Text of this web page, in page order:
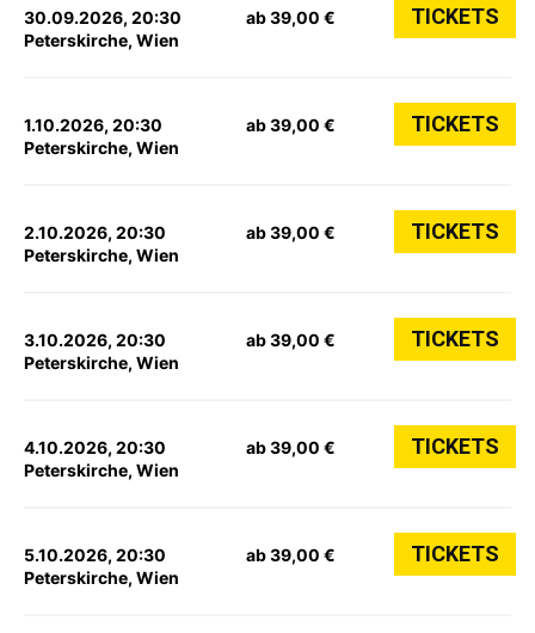
30.09.2026, 20:30
Peterskirche, Wien
ab 39,00 € TICKETS
1.10.2026, 20:30
Peterskirche, Wien
ab 39,00 € TICKETS
2.10.2026, 20:30
Peterskirche, Wien
ab 39,00 € TICKETS
3.10.2026, 20:30
Peterskirche, Wien
ab 39,00 € TICKETS
4.10.2026, 20:30
Peterskirche, Wien
ab 39,00 € TICKETS
5.10.2026, 20:30
Peterskirche, Wien
ab 39,00 € TICKETS